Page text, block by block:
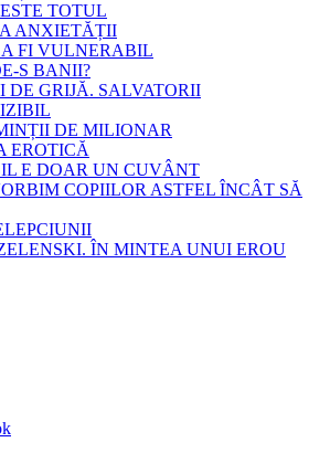
TOTUL
ANXIETĂȚII
FI VULNERABIL
S BANII?
GRIJĂ. SALVATORII
DE MILIONAR
EROTICĂ
E DOAR UN CUVÂNT
COPIILOR ASTFEL ÎNCÂT SĂ
ÎN MINTEA UNUI EROU